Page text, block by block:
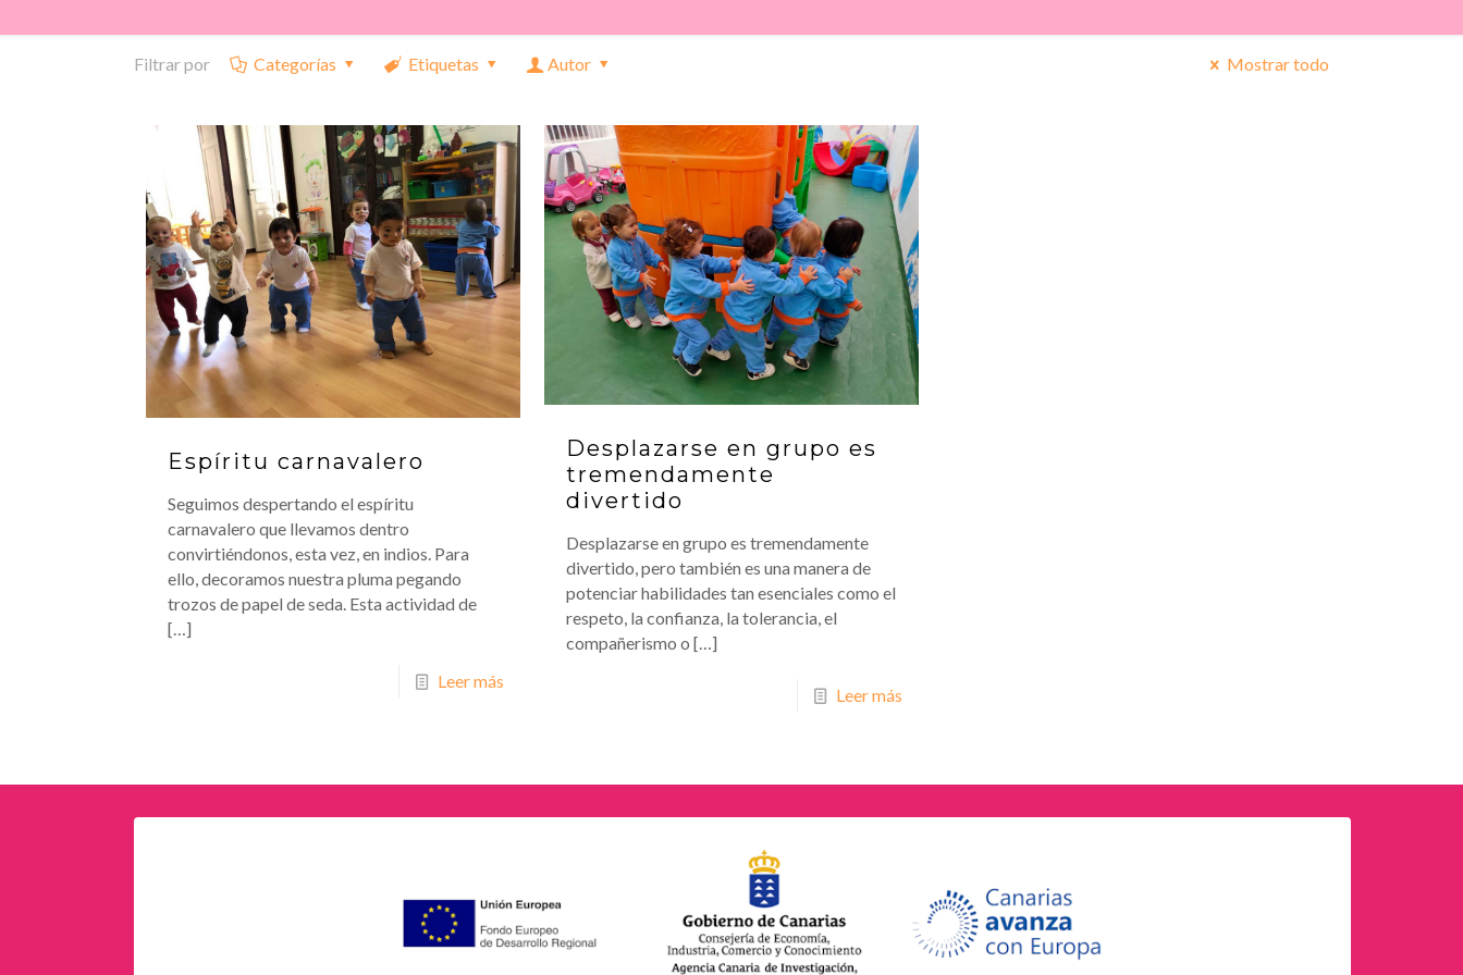
Filtrar por Categorías Etiquetas Autor Mostrar todo
Espíritu carnavalero
Seguimos despertando el espíritu
carnavalero que llevamos dentro
convirtiéndonos, esta vez, en indios. Para
ello, decoramos nuestra pluma pegando
trozos de papel de seda. Esta actividad de
[…]
Leer más
Desplazarse en grupo es
tremendamente
divertido
Desplazarse en grupo es tremendamente
divertido, pero también es una manera de
potenciar habilidades tan esenciales como el
respeto, la confianza, la tolerancia, el
compañerismo o […]
Leer más